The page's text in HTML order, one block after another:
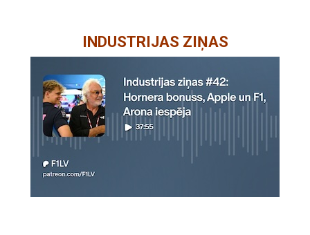
INDUSTRIJAS ZIŅAS